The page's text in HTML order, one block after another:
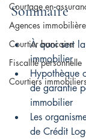
Courtage en
Agences
Courtier bancaire
Fiscalité personnelle
Courtiers immobiliers
Sommaire
À quoi sert
immobilier
Hypothèque
de garantie
immobilier
Les
de Crédit